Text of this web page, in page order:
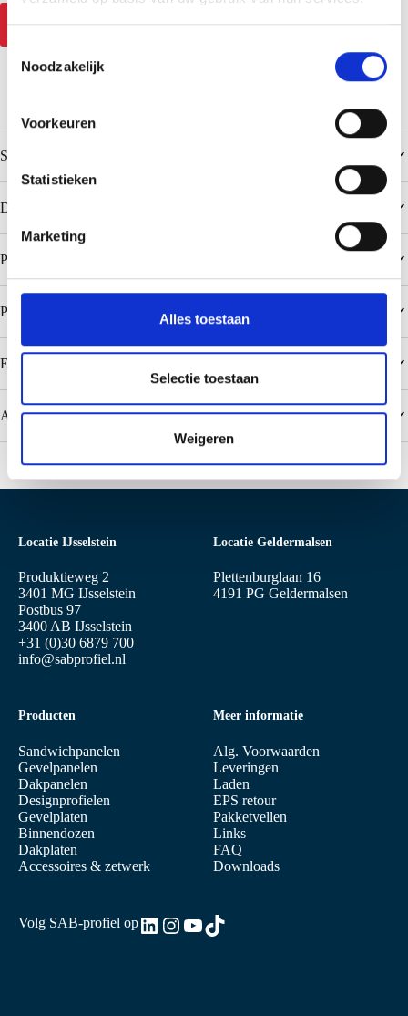
T
t
e
m
m
s
s
t
i
Noodzakelijk
Voorkeuren
Statistieken
Marketing
Alles toestaan
Selectie toestaan
Weigeren
Contact
Specificaties
Downloads
Populaire kleuren Colorcoat Prisma
Populaire kleuren Colorcoat HPS200 Ultra
Extra garantievoorwaarden SAB-Carrierpanelen
Aanbevelingen
Locatie IJsselstein
Produktieweg 2
3401 MG IJsselstein
Postbus 97
3400 AB IJsselstein
+31 (0)30 6879 700
info@sabprofiel.nl
Producten
Sandwichpanelen
Gevelpanelen
Dakpanelen
Designprofielen
Gevelplaten
Binnendozen
Dakplaten
Accessoires & zetwerk
Meer informatie
Alg. Voorwaarden
Leveringen
Laden
EPS retour
Pakketvellen
Links
FAQ
Downloads
Locatie Geldermalsen
Plettenburglaan 16
4191 PG Geldermalsen
Volg SAB-profiel opLinkedIn
Instagram
YouTube
TikTok